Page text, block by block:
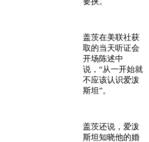
盖茨在美联社获
取的当天听证会
开场陈述中
说，“从一开始就
不应该认识爱泼
斯坦”。
盖茨还说，爱泼
斯坦知晓他的婚